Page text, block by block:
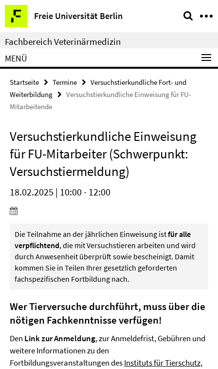
Springe
direkt
zu
Inhalt
Freie Universität Berlin
Service-
Navigation
Fachbereich Veterinärmedizin
MENÜ
Startseite Termine
Versuchstierkundliche Fort- und
Weiterbildung
Versuchstierkundliche Einweisung für FU-
Mitarbeitende
Versuchstierkundliche Einweisung
für FU-Mitarbeiter (Schwerpunkt:
Versuchstiermeldung)
18.02.2025 | 10:00 - 12:00
Die Teilnahme an der jährlichen Einweisung istfür alle
verpflichtend, die mit Versuchstieren arbeiten und wird
durch Anwesenheit überprüft sowie bescheinigt. Damit
kommen Sie in Teilen Ihrer gesetzlich geforderten
fachspezifischen Fortbildung nach.
Wer Tierversuche durchführt, muss über die
nötigen Fachkenntnisse verfügen!
Den Link zur Anmeldung, zur Anmeldefrist, Gebühren und
weitere Informationen zu den
Fortbildungsveranstaltungen desInstituts für Tierschutz,